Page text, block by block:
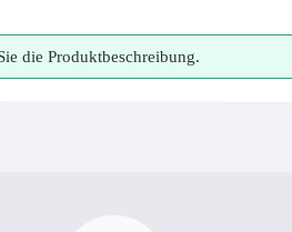
die Produktbeschreibung.